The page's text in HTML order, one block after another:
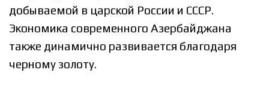
добываемой в царской России и СССР.
Экономика современного Азербайджана
также динамично развивается благодаря
черному золоту.